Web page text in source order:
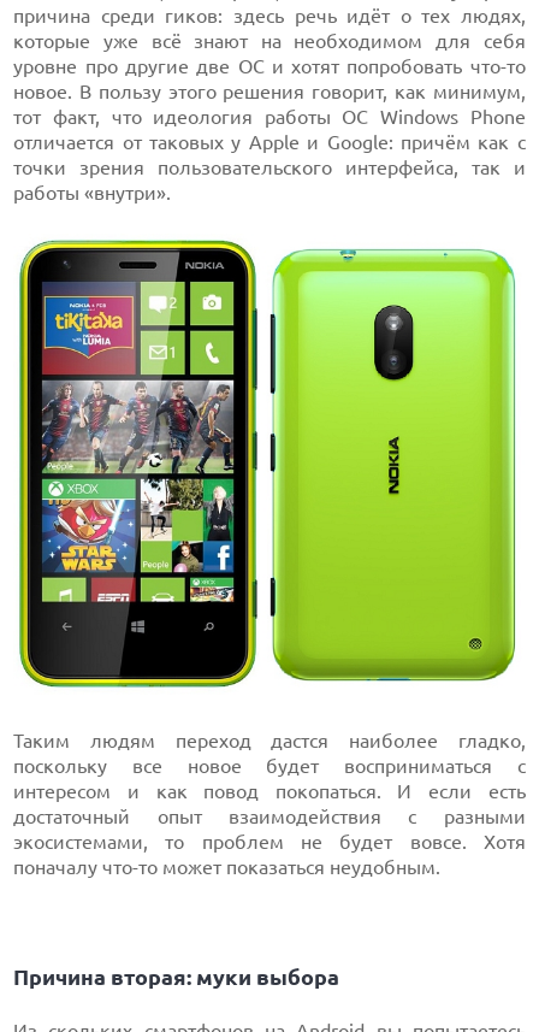
причина среди гиков: здесь речь идёт о тех людях,
которые уже всё знают на необходимом для себя
уровне про другие две ОС и хотят попробовать что-то
новое. В пользу этого решения говорит, как минимум,
тот факт, что идеология работы ОС Windows Phone
отличается от таковых у Apple и Google: причём как с
точки зрения пользовательского интерфейса, так и
работы «внутри».
Таким людям переход дастся наиболее гладко,
поскольку все новое будет восприниматься с
интересом и как повод покопаться. И если есть
достаточный опыт взаимодействия с разными
экосистемами, то проблем не будет вовсе. Хотя
поначалу что-то может показаться неудобным.
Причина вторая: муки выбора